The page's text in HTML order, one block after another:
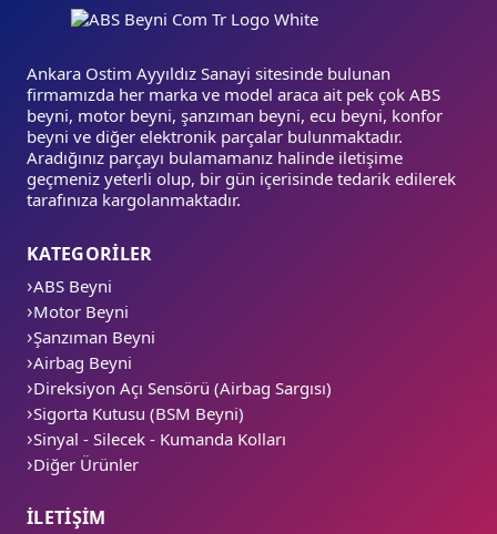
Ankara Ostim Ayyıldız Sanayi sitesinde bulunan
firmamızda her marka ve model araca ait pek çok ABS
beyni, motor beyni, şanzıman beyni, ecu beyni, konfor
beyni ve diğer elektronik parçalar bulunmaktadır.
Aradığınız parçayı bulamamanız halinde iletişime
geçmeniz yeterli olup, bir gün içerisinde tedarik edilerek
tarafınıza kargolanmaktadır.
KATEGORİLER
ABS Beyni
Motor Beyni
Şanzıman Beyni
Airbag Beyni
Direksiyon Açı Sensörü (Airbag Sargısı)
Sigorta Kutusu (BSM Beyni)
Sinyal - Silecek - Kumanda Kolları
Diğer Ürünler
İLETİŞİM